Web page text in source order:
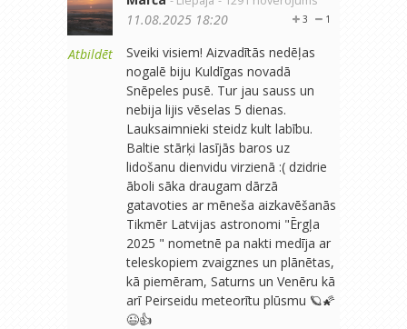
Atbildēt
1
3
11.08.2025 18:20
Sveiki visiem! Aizvadītās nedēļas
nogalē biju Kuldīgas novadā
Snēpeles pusē. Tur jau sauss un
nebija lijis vēselas 5 dienas.
Lauksaimnieki steidz kult labību.
Baltie stārķi lasījās baros uz
lidošanu dienvidu virzienā :( dzidrie
āboli sāka draugam dārzā
gatavoties ar mēneša aizkavēšanās
Tikmēr Latvijas astronomi "Ērgļa
2025 " nometnē pa nakti medīja ar
teleskopiem zvaigznes un plānētas,
kā piemēram, Saturns un Venēru kā
arī Peirseidu meteorītu plūsmu 🪐🌠
😉👍